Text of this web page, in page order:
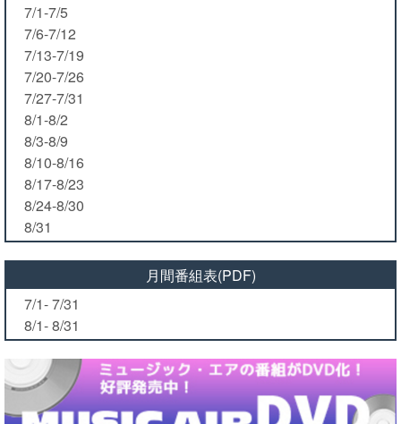
7/1-7/5
7/6-7/12
7/13-7/19
7/20-7/26
7/27-7/31
8/1-8/2
8/3-8/9
8/10-8/16
8/17-8/23
8/24-8/30
8/31
月間番組表(PDF)
7/1- 7/31
8/1- 8/31